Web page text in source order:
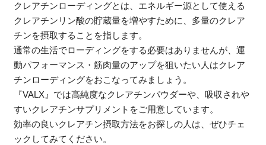
クレアチンローディングとは、エネルギー源として使える
クレアチンリン酸の貯蔵量を増やすために、多量のクレア
チンを摂取することを指します。
通常の生活でローディングをする必要はありませんが、運
動パフォーマンス・筋肉量のアップを狙いたい人はクレア
チンローディングをおこなってみましょう。
『VALX』では高純度なクレアチンパウダーや、吸収されや
すいクレアチンサプリメントをご用意しています。
効率の良いクレアチン摂取方法をお探しの人は、ぜひチェ
ックしてみてください。